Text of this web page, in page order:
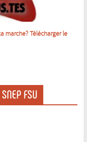
marche? Télécharger le
FSU